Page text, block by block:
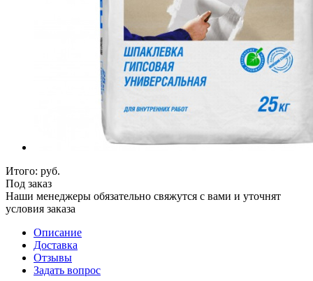
Итого: руб.
Под заказ
Наши менеджеры обязательно свяжутся с вами и уточнят
условия заказа
Описание
Доставка
Отзывы
Задать вопрос